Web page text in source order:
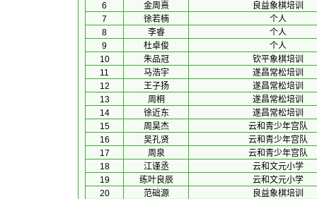
6
金周熹
良益象棋培训
7
徐若楠
个人
8
李睿
个人
9
杜卓俊
个人
10
朱品冠
钦平象棋培训
11
马浩宇
遂昌常松培训
12
王子扬
遂昌常松培训
13
周桐
遂昌常松培训
14
徐近东
遂昌常松培训
15
周昊杰
云和青少年宫队
16
吴孔贤
云和青少年宫队
17
周泉
云和青少年宫队
18
江谨丞
云和文元小学
19
练叶良辰
云和文元小学
20
范础源
良益象棋培训